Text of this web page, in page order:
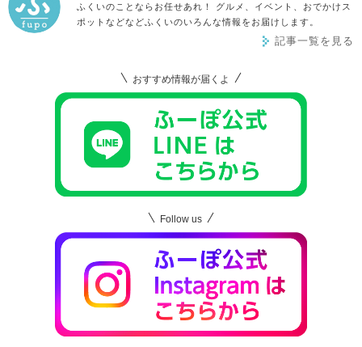
ふくいのことならお任せあれ！ グルメ、イベント、おでかけス
ポットなどなどふくいのいろんな情報をお届けします。
記事一覧を見る
おすすめ情報が届くよ
Follow us